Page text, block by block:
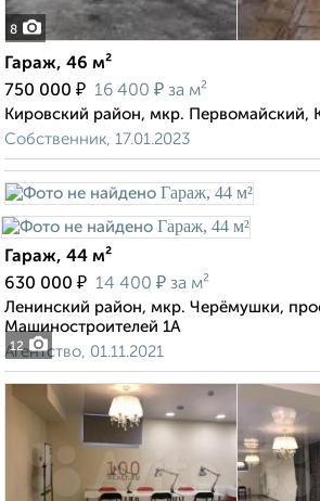
8
Гараж, 46 м²
750 000 ₽ 16 400 ₽ за м²
Кировский район, мкр. Первомайский,
Собственник, 17.01.2023
12
Гараж, 44 м²
630 000 ₽ 14 400 ₽ за м²
Ленинский район, мкр. Черёмушки,
Машиностроителей 1А
Агентство, 01.11.2021